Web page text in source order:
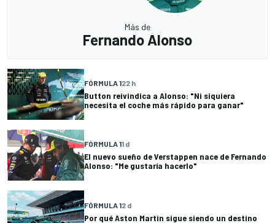
Más de
Fernando Alonso
FÓRMULA 122 h
Button reivindica a Alonso: "Ni siquiera
necesita el coche más rápido para ganar"
FÓRMULA 11 d
El nuevo sueño de Verstappen nace de Fernando
Alonso: "Me gustaría hacerlo"
FÓRMULA 12 d
Por qué Aston Martin sigue siendo un destino